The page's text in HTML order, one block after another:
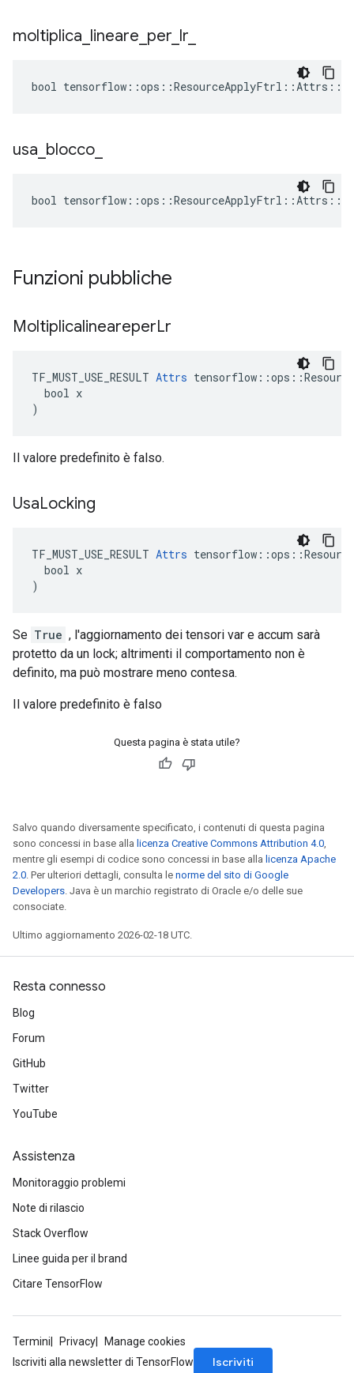
moltiplica lineare per lr
bool
usa blocco
bool
Funzioni pubbliche
MoltiplicalineareperLr
TF_MUST_USE_RESULT Attrs
  bool x
)
Il valore predefinito è falso.
UsaLocking
TF_MUST_USE_RESULT Attrs
  bool x
)
Se True , l'aggiornamento dei tensori var e accum sarà
protetto da un lock; altrimenti il ​​comportamento non è
definito, ma può mostrare meno contesa.
Il valore predefinito è falso
Questa pagina è stata utile?
Salvo quando diversamente specificato, i contenuti di questa pagina
sono concessi in base alla licenza Creative Commons Attribution 4.0,
mentre gli esempi di codice sono concessi in base alla licenza Apache
2.0. Per ulteriori dettagli, consulta le norme del sito di Google
Developers. Java è un marchio registrato di Oracle e/o delle sue
consociate.
Ultimo aggiornamento 2026-02-18 UTC.
Resta connesso
Blog
Forum
GitHub
Twitter
YouTube
Assistenza
Monitoraggio problemi
Note di rilascio
Stack Overflow
Linee guida per il brand
Citare TensorFlow
Termini Privacy
Manage cookies
Iscriviti alla newsletter di TensorFlow
Iscriviti